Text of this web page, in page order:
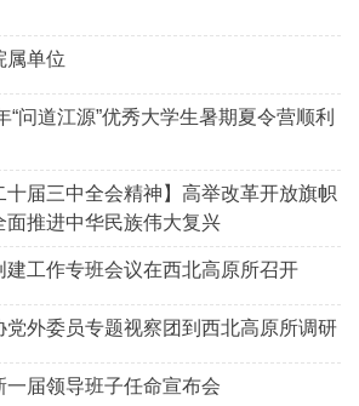
属单位
“问道江源”优秀大学生暑期夏令营顺利
十届三中全会精神】高举改革开放旗帜
面推进中华民族伟大复兴
建工作专班会议在西北高原所召开
党外委员专题视察团到西北高原所调研
届领导班子任命宣布会